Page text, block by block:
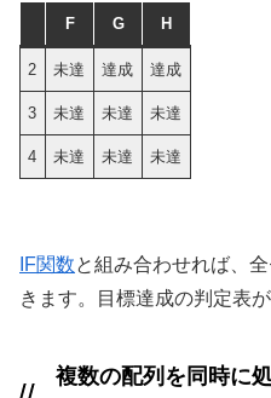
F G H
2 未達 達成 達成
3 未達 未達 未達
4 未達 未達 未達
IF関数と組み合わせれば、
きます。目標達成の判定表
複数の配列を同時に